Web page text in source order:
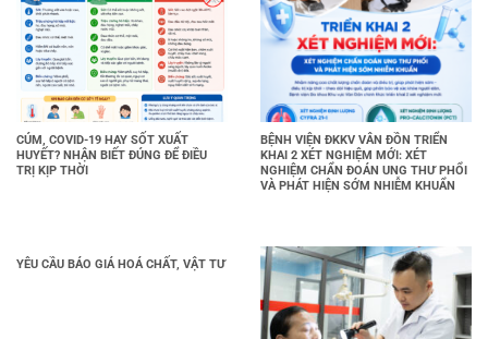
CÚM, COVID-19 HAY SỐT XUẤT
HUYẾT? NHẬN BIẾT ĐÚNG ĐỂ ĐIỀU
TRỊ KỊP THỜI
BỆNH VIỆN ĐKKV VÂN ĐỒN TRIỂN
KHAI 2 XÉT NGHIỆM MỚI: XÉT
NGHIỆM CHẨN ĐOÁN UNG THƯ PHỔI
VÀ PHÁT HIỆN SỚM NHIỄM KHUẨN
YÊU CẦU BÁO GIÁ HOÁ CHẤT, VẬT TƯ